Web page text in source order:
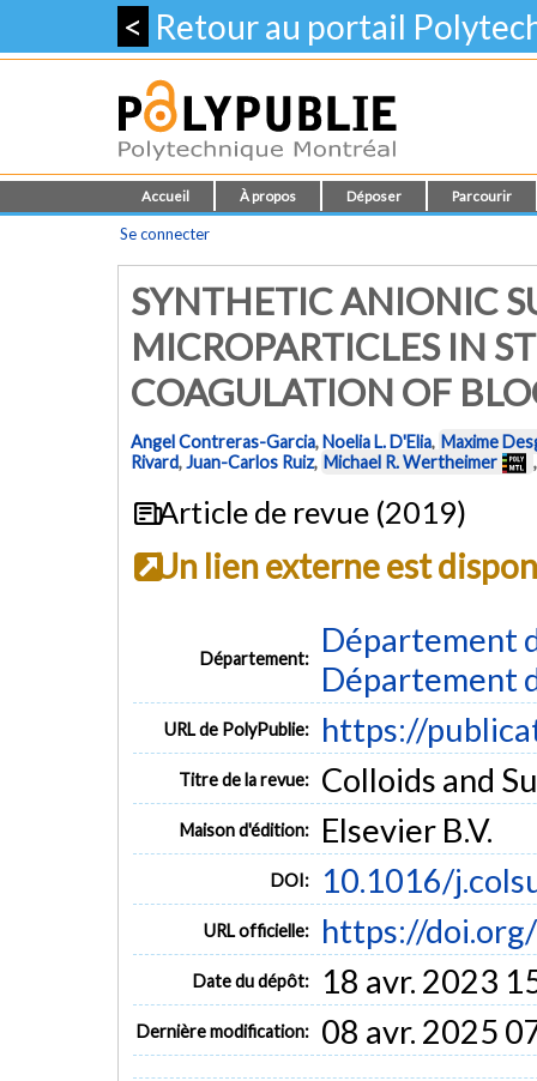
< Retour au portail
Accueil À propos Déposer Parcourir
Se connecter
SYNTHETIC ANIONIC
MICROPARTICLES IN
COAGULATION OF
Angel Contreras-Garcia,Noelia L. D'Elia, Maxime
Rivard,Juan-Carlos Ruiz, Michael R. Wertheimer
Article de revue (2019)
Un lien externe est
Département:
Département
Département
URL de PolyPublie: https://
Titre de la revue: Colloids and
Maison d'édition: Elsevier B.V.
DOI: 10.1016/
URL officielle: https://
Date du dépôt: 18 avr. 2023
Dernière modification: 08 avr. 2025